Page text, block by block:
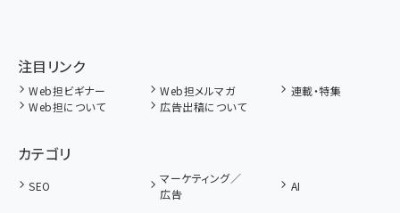
注目リンク
Web担ビギナー Web担メルマガ
連載・特集
Web担について
広告出稿について
カテゴリ
SEO
マーケティング／
広告
AI